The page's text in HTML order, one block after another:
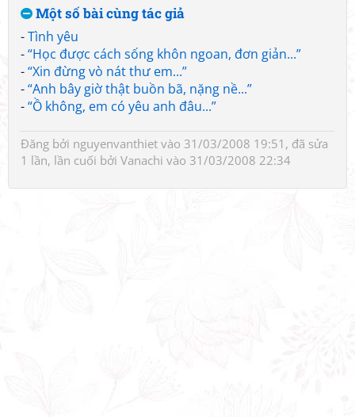
Một số bài cùng tác giả
-Tình yêu
-“Học được cách sống khôn ngoan, đơn giản...”
-“Xin đừng vò nát thư em...”
-“Anh bây giờ thật buồn bã, nặng nề...”
-“Ồ không, em có yêu anh đâu...”
Đăng bởi nguyenvanthiet vào 31/03/2008 19:51, đã sửa
1 lần, lần cuối bởi Vanachi vào 31/03/2008 22:34